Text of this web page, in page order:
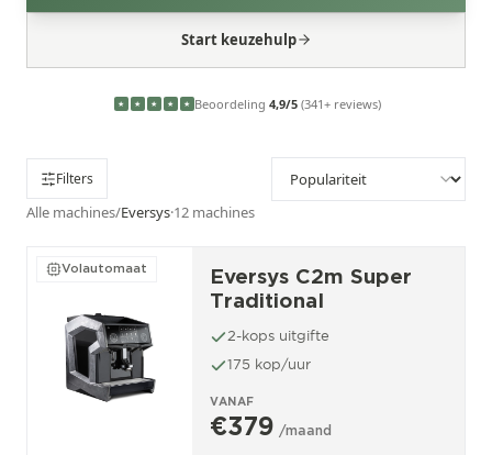
Start keuzehulp
★ ★ ★ ★ ★ Beoordeling 4,9/5(341+ reviews)
Filters
Alle machines/Eversys·12 machines
Volautomaat
Eversys C2m Super
Traditional
2-kops uitgifte
175 kop/uur
VANAF
€379 /maand